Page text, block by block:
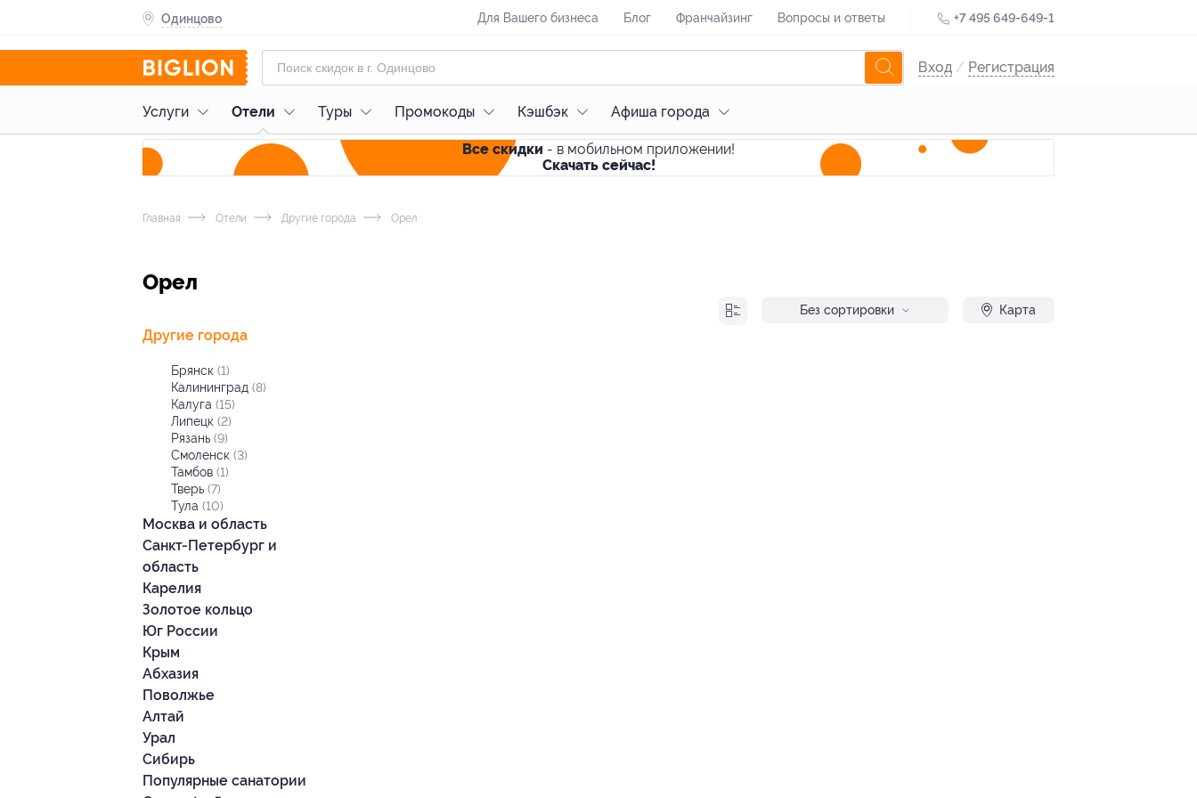
Одинцово Для Вашего бизнеса Блог Франчайзинг Вопросы и ответы +7 495 649-649-1
Вход / Регистрация
Услуги Отели Туры Промокоды Кэшбэк Афиша города
Все скидки - в мобильном приложении!
Скачать сейчас!
Главная Отели Другие города Орел
Орел
Без сортировки Карта
Москва и область
Санкт-Петербург и
область
Карелия
Золотое кольцо
Юг России
Крым
Абхазия
Другие города
Брянск (1)
Калининград (8)
Калуга (15)
Липецк (2)
Рязань (9)
Смоленск (3)
Тамбов (1)
Тверь (7)
Тула (10)
Поволжье
Алтай
Урал
Сибирь
Популярные санатории